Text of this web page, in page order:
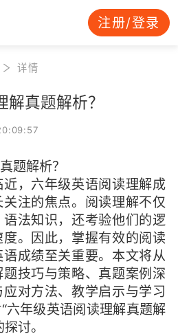
注册/登录
详情
真题解析？
题解析？
，六年级英语阅读理解成
注的焦点。阅读理解不仅
法知识，还考验他们的逻
。因此，掌握有效的阅读
成绩至关重要。本文将从
技巧与策略、真题案例深
对方法、教学启示与学习
六年级英语阅读理解真题解
讨。